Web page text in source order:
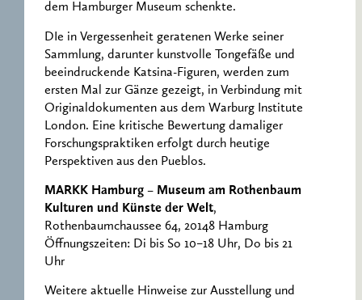
dem Hamburger Museum schenkte.
DIe in Vergessenheit geratenen Werke seiner
Sammlung, darunter kunstvolle Tongefäße und
beeindruckende Katsina-Figuren, werden zum
ersten Mal zur Gänze gezeigt, in Verbindung mit
Originaldokumenten aus dem Warburg Institute
London. Eine kritische Bewertung damaliger
Forschungspraktiken erfolgt durch heutige
Perspektiven aus den Pueblos.
MARKK Hamburg – Museum am Rothenbaum
Kulturen und Künste der Welt,
Rothenbaumchaussee 64, 20148 Hamburg
Öffnungszeiten: Di bis So 10–18 Uhr, Do bis 21
Uhr
Weitere aktuelle Hinweise zur Ausstellung und